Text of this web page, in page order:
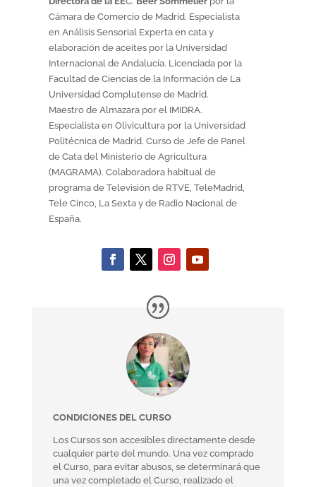
Cámara de Comercio de Madrid. Especialista
en Análisis Sensorial Experta en cata y
elaboración de aceites por la Universidad
Internacional de Andalucía. Licenciada por la
Facultad de Ciencias de la Información de La
Universidad Complutense de Madrid.
Maestro de Almazara por el IMIDRA.
Especialista en Olivicultura por la Universidad
Politécnica de Madrid. Curso de Jefe de Panel
de Cata del Ministerio de Agricultura
(MAGRAMA). Colaboradora habitual de
programa de Televisión de RTVE, TeleMadrid,
Tele Cinco, La Sexta y de Radio Nacional de
España.
CONDICIONES DEL CURSO
Los Cursos son accesibles directamente desde
cualquier parte del mundo. Una vez comprado
el Curso, para evitar abusos, se determinará que
una vez completado el Curso, realizado el